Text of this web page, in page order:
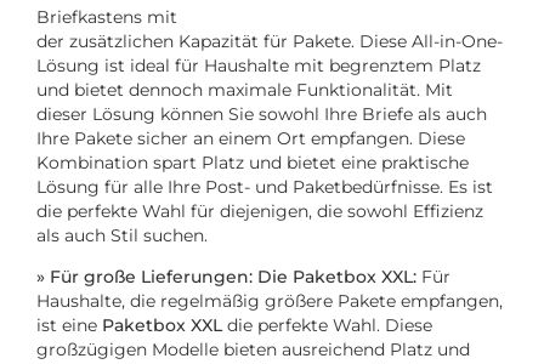
Briefkastens mit
der zusätzlichen Kapazität für Pakete. Diese All-in-One-
Lösung ist ideal für Haushalte mit begrenztem Platz
und bietet dennoch maximale Funktionalität. Mit
dieser Lösung können Sie sowohl Ihre Briefe als auch
Ihre Pakete sicher an einem Ort empfangen. Diese
Kombination spart Platz und bietet eine praktische
Lösung für alle Ihre Post- und Paketbedürfnisse. Es ist
die perfekte Wahl für diejenigen, die sowohl Effizienz
als auch Stil suchen.
» Für große Lieferungen: Die Paketbox XXL: Für
Haushalte, die regelmäßig größere Pakete empfangen,
ist eine Paketbox XXLdie perfekte Wahl. Diese
großzügigen Modelle bieten ausreichend Platz und